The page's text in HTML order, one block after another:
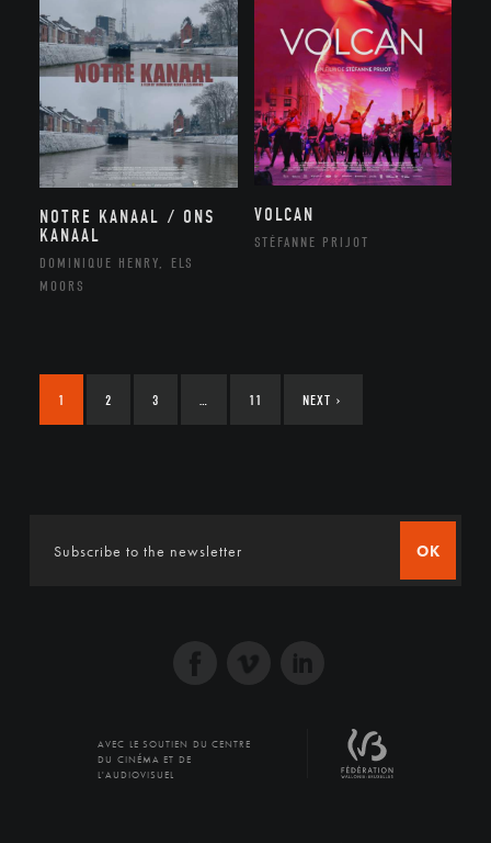
NOTRE KANAAL / ONS
KANAAL
DOMINIQUE HENRY, ELS
MOORS
VOLCAN
STÉFANNE PRIJOT
1 2 3 … 11 NEXT ›
OK
AVEC LE SOUTIEN DU CENTRE
DU CINÉMA ET DE
L'AUDIOVISUEL